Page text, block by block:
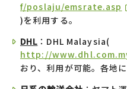
f/poslaju/emsrate.asp
)を利用する。
DHL ：DHL Malaysia(
http://
おり、利用が可能。各地